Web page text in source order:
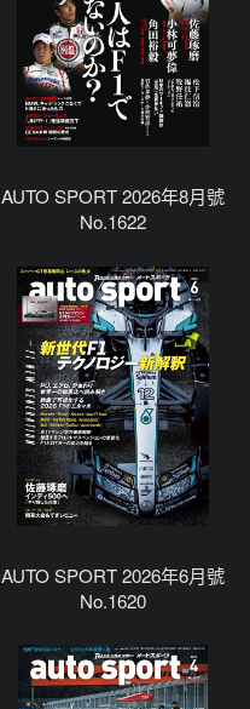
AUTO SPORT 2026年8月號
No.1622
AUTO SPORT 2026年6月號
No.1620